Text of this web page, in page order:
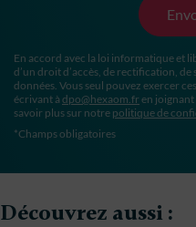
En accord avec la loi informatique et
d’un droit d’accès, de rectification,
données. Vous seul pouvez exercer
écrivant à dpo@hexaom.fr en joignant
savoir plus sur notre politique de
*Champs obligatoires
Découvrez aussi :